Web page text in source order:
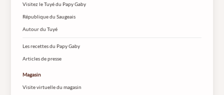
Visitez le Tuyé du Papy Gaby
République du Saugeais
Autour du Tuyé
Les recettes du Papy Gaby
Articles de presse
Magasin
Visite virtuelle du magasin